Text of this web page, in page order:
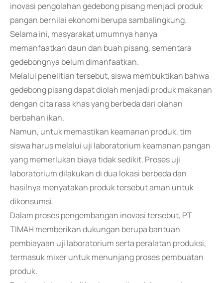
inovasi pengolahan gedebong pisang menjadi produk
pangan bernilai ekonomi berupa sambalingkung.
Selama ini, masyarakat umumnya hanya
memanfaatkan daun dan buah pisang, sementara
gedebongnya belum dimanfaatkan.
Melalui penelitian tersebut, siswa membuktikan bahwa
gedebong pisang dapat diolah menjadi produk makanan
dengan cita rasa khas yang berbeda dari olahan
berbahan ikan.
Namun, untuk memastikan keamanan produk, tim
siswa harus melalui uji laboratorium keamanan pangan
yang memerlukan biaya tidak sedikit. Proses uji
laboratorium dilakukan di dua lokasi berbeda dan
hasilnya menyatakan produk tersebut aman untuk
dikonsumsi.
Dalam proses pengembangan inovasi tersebut, PT
TIMAH memberikan dukungan berupa bantuan
pembiayaan uji laboratorium serta peralatan produksi,
termasuk mixer untuk menunjang proses pembuatan
produk.